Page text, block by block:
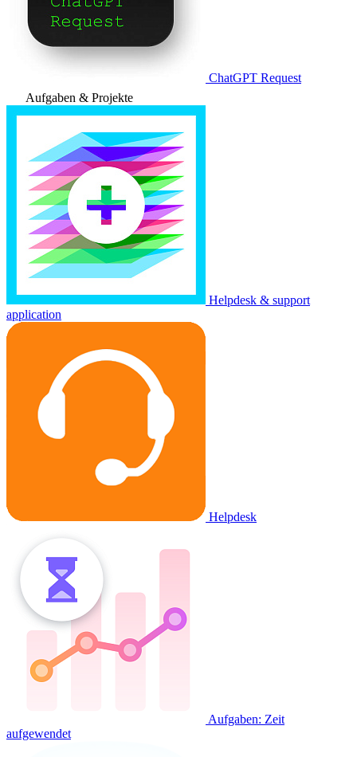
ChatGPT Request
Aufgaben & Projekte
Helpdesk & support
application
Helpdesk
Aufgaben: Zeit
aufgewendet